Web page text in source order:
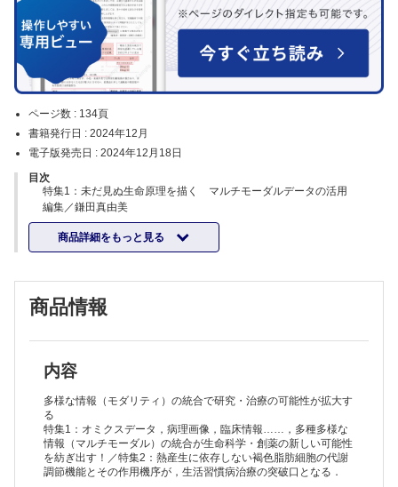
ページ数 : 134頁
書籍発行日 : 2024年12月
電子版発売日 : 2024年12月18日
目次
特集1：未だ見ぬ生命原理を描く マルチモーダルデータの活用
編集／鎌田真由美
概論―生命科学データのモダリティと，マルチモーダルデータ活用の意
義【鎌田真由美】
生命科学研究におけるマルチモーダルデータの活用【鎌田真由美】
マルチモーダルでマルチモダリティな創薬を支援する情報技術【大上雅
史】
大規模かつマルチモーダルなライフサイエンスのデータ統合技術【片山
俊明】
［特別コラム］創薬プロセスを革新するDX基盤【奥野恭史】
知識グラフを用いたデータ統合の実装例【牧垣秀一朗】
生命科学・創薬におけるマルチモーダルAIと基盤モデルへの展開【小島
諒介】
臨床基盤モデル・マルチモーダル基盤モデルの現在地点【戸﨑泰誠，内
野詠一郎，奥野恭史】
商品詳細をもっと見る
商品情報
内容
多様な情報（モダリティ）の統合で研究・治療の可能性が拡大す
る
特集1：オミクスデータ，病理画像，臨床情報……，多種多様な
情報（マルチモーダル）の統合が生命科学・創薬の新しい可能性
を紡ぎ出す！／特集2：熱産生に依存しない褐色脂肪細胞の代謝
調節機能とその作用機序が，生活習慣病治療の突破口となる．